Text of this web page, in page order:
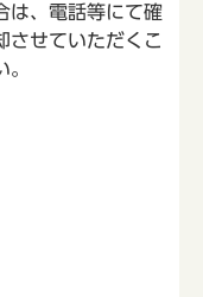
は、電話等にて確
させていただくこ